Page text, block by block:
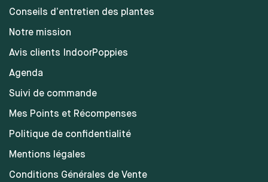
Conseils d’entretien des plantes
Notre mission
Avis clients IndoorPoppies
Agenda
Suivi de commande
Mes Points et Récompenses
Politique de confidentialité
Mentions légales
Conditions Générales de Vente